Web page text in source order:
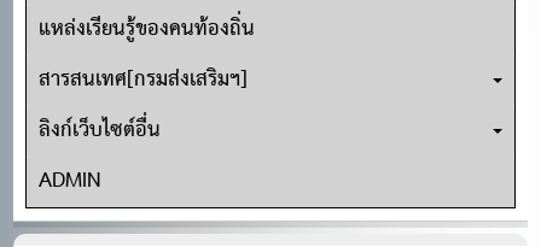
แหล่งเรียนรู้ของคนท้องถิ่น
สารสนเทศ[กรมส่งเสริมฯ]
ลิงก์เว็บไซต์อื่น
ADMIN